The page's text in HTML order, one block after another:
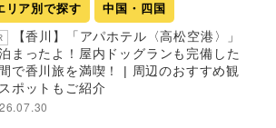
リア別で探す 中国・四国
【香川】「アパホテル〈高松空港〉」
まったよ！屋内ドッグランも完備した
で香川旅を満喫！ | 周辺のおすすめ観
ポットもご紹介